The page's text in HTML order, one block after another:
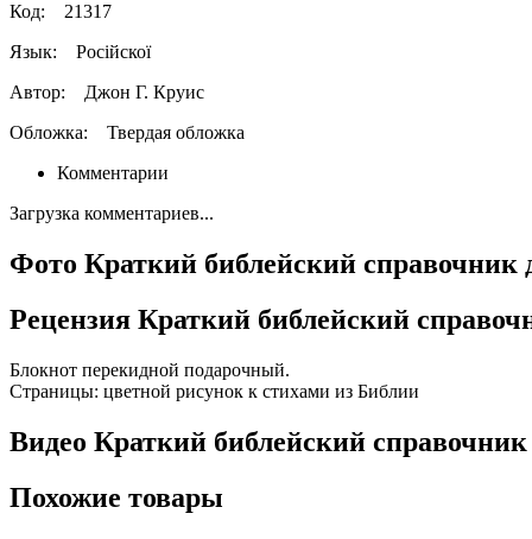
Код: 21317
Язык: Російскої
Автор:
Джон Г. Круис
Обложка: Твердая обложка
Комментарии
Загрузка комментариев...
Фото Краткий библейский справочник
Рецензия Краткий библейский
Блокнот перекидной подарочный.
Страницы: цветной рисунок к стихами из Библии
Видео Краткий библейский
Похожие товары